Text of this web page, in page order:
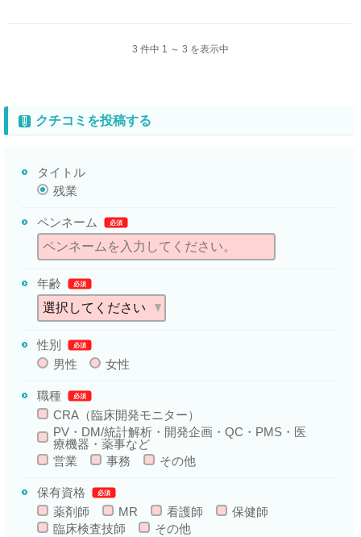
3 件中 1 ～ 3 を表示中
クチコミを投稿する
タイトル
残業
ペンネーム 必須
年齢 必須
性別 必須
男性 女性
職種 必須
CRA（臨床開発モニター）
PV・DM/統計解析・開発企画・QC・PMS・医
療機器・薬事など
営業
事務 その他
保有資格 必須
薬剤師 MR 看護師
保健師
臨床検査技師
その他